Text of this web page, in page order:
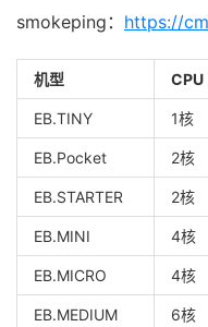
smokeping： https://
机型 CPU
EB.TINY 1核
EB.Pocket 2核
EB.STARTER 2核
EB.MINI 4核
EB.MICRO 4核
EB.MEDIUM 6核